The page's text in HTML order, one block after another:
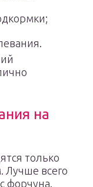
на
только
Лучше всего
форчуна.